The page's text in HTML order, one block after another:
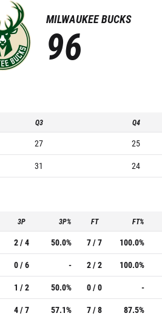
MILWAUKEE BUCKS
96
Q3 Q4
27 25
31 24
3P 3P% FT FT%
2 / 4 50.0% 7 / 7 100.0%
0 / 6 - 2 / 2 100.0%
1 / 2 50.0% 0 / 0 -
4 / 7 57.1% 7 / 8 87.5%